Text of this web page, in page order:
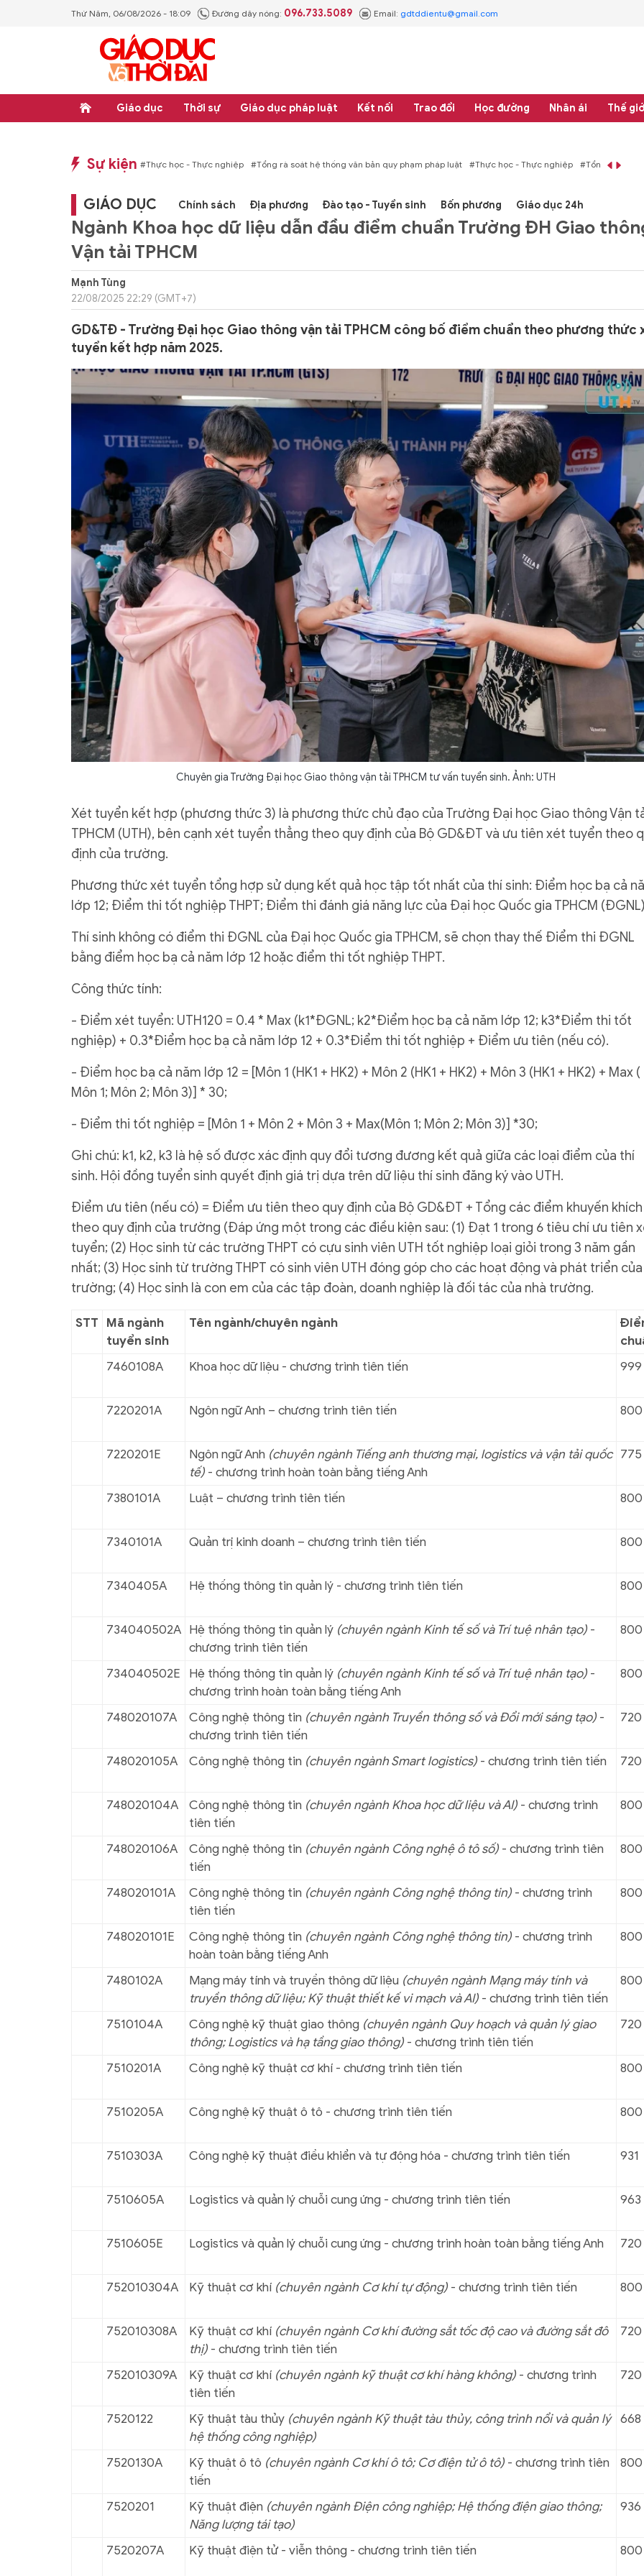
Thứ Năm, 06/08/2026 - 18:09 Đường dây nóng: 096.733.5089 Email: gdtddientu@gmail.com
Giáo dục Thời sự Giáo dục pháp luật Kết nối Trao đổi Học đường Nhân ái Thế
Sự kiện
#Thực học - Thực nghiệp #Tổng rà soát hệ thống văn bản quy phạm pháp luật #Thực học - Thực nghiệp #Tổng rà soát hệ thống văn bản quy phạm
GIÁO DỤC Chính sách Địa phương Đào tạo - Tuyển sinh Bốn phương Giáo dục 24h
Ngành Khoa học dữ liệu dẫn đầu điểm chuẩn Trường ĐH Giao
Vận tải TPHCM
Mạnh Tùng
22/08/2025 22:29 (GMT+7)
GD&TĐ - Trường Đại học Giao thông vận tải TPHCM công bố điểm chuẩn theo phương thức
tuyển kết hợp năm 2025.
Chuyên gia Trường Đại học Giao thông vận tải TPHCM tư vấn tuyển sinh. Ảnh: UTH
Xét tuyển kết hợp (phương thức 3) là phương thức chủ đạo của Trường Đại học Giao thông Vận
TPHCM (UTH), bên cạnh xét tuyển thẳng theo quy định của Bộ GD&ĐT và ưu tiên xét tuyển theo
định của trường.
Phương thức xét tuyển tổng hợp sử dụng kết quả học tập tốt nhất của thí sinh: Điểm học bạ cả
lớp 12; Điểm thi tốt nghiệp THPT; Điểm thi đánh giá năng lực của Đại học Quốc gia TPHCM
Thí sinh không có điểm thi ĐGNL của Đại học Quốc gia TPHCM, sẽ chọn thay thế Điểm thi ĐGNL
bằng điểm học bạ cả năm lớp 12 hoặc điểm thi tốt nghiệp THPT.
Công thức tính:
- Điểm xét tuyển: UTH120 = 0.4 * Max (k1*ĐGNL; k2*Điểm học bạ cả năm lớp 12; k3*Điểm thi tốt
nghiệp) + 0.3*Điểm học bạ cả năm lớp 12 + 0.3*Điểm thi tốt nghiệp + Điểm ưu tiên (nếu có).
- Điểm học bạ cả năm lớp 12 = [Môn 1 (HK1 + HK2) + Môn 2 (HK1 + HK2) + Môn 3 (HK1 + HK2) + Max (
Môn 1; Môn 2; Môn 3)] * 30;
- Điểm thi tốt nghiệp = [Môn 1 + Môn 2 + Môn 3 + Max(Môn 1; Môn 2; Môn 3)] *30;
Ghi chú: k1, k2, k3 là hệ số được xác định quy đổi tương đương kết quả giữa các loại điểm của thí
sinh. Hội đồng tuyển sinh quyết định giá trị dựa trên dữ liệu thí sinh đăng ký vào UTH.
Điểm ưu tiên (nếu có) = Điểm ưu tiên theo quy định của Bộ GD&ĐT + Tổng các điểm khuyến khích
theo quy định của trường (Đáp ứng một trong các điều kiện sau: (1) Đạt 1 trong 6 tiêu chí ưu tiên
tuyển; (2) Học sinh từ các trường THPT có cựu sinh viên UTH tốt nghiệp loại giỏi trong 3 năm gần
nhất; (3) Học sinh từ trường THPT có sinh viên UTH đóng góp cho các hoạt động và phát triển của
trường; (4) Học sinh là con em của các tập đoàn, doanh nghiệp là đối tác của nhà trường.
STT
Mã ngành
tuyển sinh
Tên ngành/chuyên ngành
7460108A
Khoa học dữ liệu - chương trình tiên tiến 999
7220201A Ngôn ngữ Anh – chương trình tiên tiến 800
7220201E Ngôn ngữ Anh (chuyên ngành Tiếng anh thương mại, logistics và vận tải quốc
tế) - chương trình hoàn toàn bằng tiếng Anh
775
7380101A Luật – chương trình tiên tiến 800
7340101A Quản trị kinh doanh – chương trình tiên tiến 800
7340405A Hệ thống thông tin quản lý - chương trình tiên tiến 800
734040502A Hệ thống thông tin quản lý (chuyên ngành Kinh tế số và Trí tuệ nhân tạo) -
chương trình tiên tiến
800
734040502E Hệ thống thông tin quản lý (chuyên ngành Kinh tế số và Trí tuệ nhân tạo) -
chương trình hoàn toàn bằng tiếng Anh
800
748020107A Công nghệ thông tin (chuyên ngành Truyền thông số và Đổi mới sáng tạo) -
chương trình tiên tiến
720
748020105A Công nghệ thông tin (chuyên ngành Smart logistics) - chương trình tiên tiến 720
748020104A Công nghệ thông tin (chuyên ngành Khoa học dữ liệu và AI) - chương trình
tiên tiến
800
748020106A Công nghệ thông tin (chuyên ngành Công nghệ ô tô số) - chương trình tiên
tiến
800
748020101A Công nghệ thông tin (chuyên ngành Công nghệ thông tin) - chương trình
tiên tiến
800
748020101E Công nghệ thông tin (chuyên ngành Công nghệ thông tin) - chương trình
hoàn toàn bằng tiếng Anh
800
7480102A Mạng máy tính và truyền thông dữ liệu (chuyên ngành Mạng máy tính và
truyền thông dữ liệu; Kỹ thuật thiết kế vi mạch và AI) - chương trình tiên tiến
800
7510104A Công nghệ kỹ thuật giao thông (chuyên ngành Quy hoạch và quản lý giao
thông; Logistics và hạ tầng giao thông) - chương trình tiên tiến
720
7510201A Công nghệ kỹ thuật cơ khí - chương trình tiên tiến 800
7510205A Công nghệ kỹ thuật ô tô - chương trình tiên tiến 800
7510303A Công nghệ kỹ thuật điều khiển và tự động hóa - chương trình tiên tiến 931
7510605A Logistics và quản lý chuỗi cung ứng - chương trình tiên tiến 963
7510605E Logistics và quản lý chuỗi cung ứng - chương trình hoàn toàn bằng tiếng Anh 720
752010304A Kỹ thuật cơ khí (chuyên ngành Cơ khí tự động) - chương trình tiên tiến 800
752010308A Kỹ thuật cơ khí (chuyên ngành Cơ khí đường sắt tốc độ cao và đường sắt đô
thị) - chương trình tiên tiến
720
752010309A Kỹ thuật cơ khí (chuyên ngành kỹ thuật cơ khí hàng không) - chương trình
tiên tiến
720
7520122 Kỹ thuật tàu thủy (chuyên ngành Kỹ thuật tàu thủy, công trình nổi và quản lý
hệ thống công nghiệp)
668
7520130A Kỹ thuật ô tô (chuyên ngành Cơ khí ô tô; Cơ điện tử ô tô) - chương trình tiên
tiến
800
7520201 Kỹ thuật điện (chuyên ngành Điện công nghiệp; Hệ thống điện giao thông;
Năng lượng tái tạo)
936
7520207A Kỹ thuật điện tử - viễn thông - chương trình tiên tiến 800